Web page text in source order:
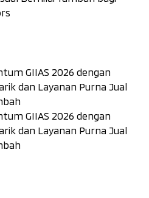
GIIAS 2026 dengan
dan Layanan Purna Jual
GIIAS 2026 dengan
dan Layanan Purna Jual